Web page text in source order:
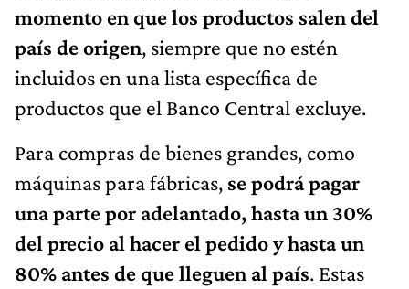
momento en que los productos salen del
país de origen, siempre que no estén
incluidos en una lista específica de
productos que el Banco Central excluye.
Para compras de bienes grandes, como
máquinas para fábricas, se podrá pagar
una parte por adelantado, hasta un 30%
del precio al hacer el pedido y hasta un
80% antes de que lleguen al país. Estas